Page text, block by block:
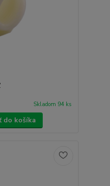
Skladom 94 ks
do košíka